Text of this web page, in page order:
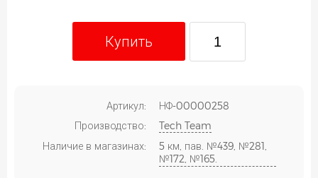
Купить
Артикул:
НФ-00000258
Производство:
Tech Team
Наличие в магазинах:
5 км, пав. №439, №281,
№172, №165.